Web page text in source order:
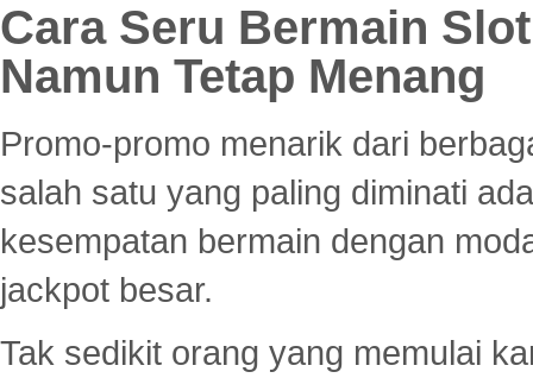
Cara Seru Bermain
Namun Tetap Menang
Promo-promo menarik dari
salah satu yang paling diminati
kesempatan bermain dengan
jackpot besar.
Tak sedikit orang yang memulai